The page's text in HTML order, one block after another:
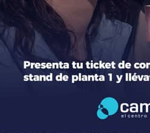
Política de Privacidad
Legal
Política de Cookies
Bases legales Concursos y Promociones